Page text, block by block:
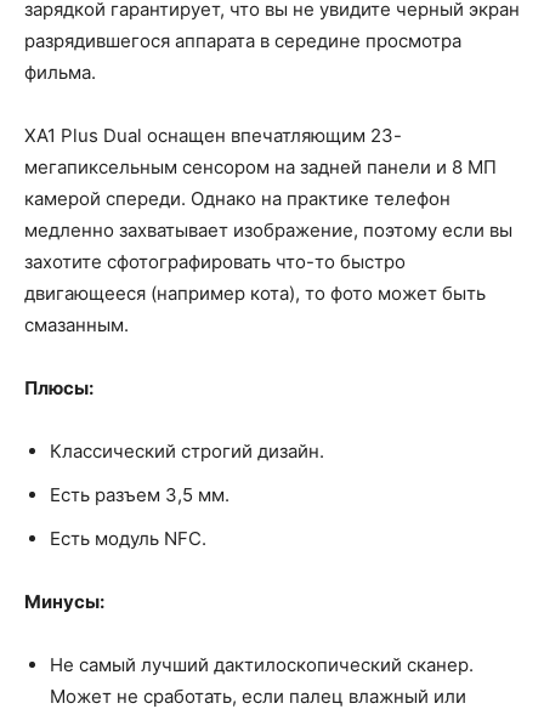
зарядкой гарантирует, что вы не увидите черный экран
разрядившегося аппарата в середине просмотра
фильма.
XA1 Plus Dual оснащен впечатляющим 23-
мегапиксельным сенсором на задней панели и 8 МП
камерой спереди. Однако на практике телефон
медленно захватывает изображение, поэтому если вы
захотите сфотографировать что-то быстро
двигающееся (например кота), то фото может быть
смазанным.
Плюсы:
Классический строгий дизайн.
Есть разъем 3,5 мм.
Есть модуль NFC.
Минусы:
Не самый лучший дактилоскопический сканер.
Может не сработать, если палец влажный или